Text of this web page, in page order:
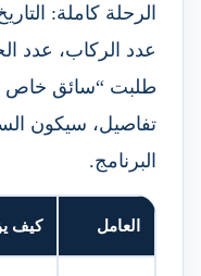
الرحلة كاملة:
عدد الركاب، عدد
طلبت “سائق خاص
تفاصيل، سيكون
البرنامج.
العامل كيف